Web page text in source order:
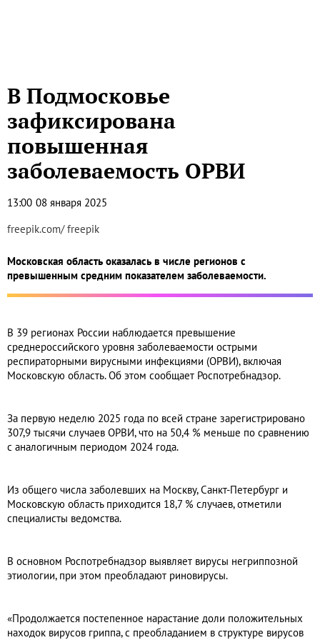
В Подмосковье
зафиксирована
повышенная
заболеваемость ОРВИ
13:00 08 января 2025
freepik.com/ freepik
Московская область оказалась в числе регионов с
превышенным средним показателем заболеваемости.
В 39 регионах России наблюдается превышение
среднероссийского уровня заболеваемости острыми
респираторными вирусными инфекциями (ОРВИ), включая
Московскую область. Об этом сообщает Роспотребнадзор.
За первую неделю 2025 года по всей стране зарегистрировано
307,9 тысячи случаев ОРВИ, что на 50,4 % меньше по сравнению
с аналогичным периодом 2024 года.
Из общего числа заболевших на Москву, Санкт-Петербург и
Московскую область приходится 18,7 % случаев, отметили
специалисты ведомства.
В основном Роспотребнадзор выявляет вирусы негриппозной
этиологии, при этом преобладают риновирусы.
«Продолжается постепенное нарастание доли положительных
находок вирусов гриппа, с преобладанием в структуре вирусов